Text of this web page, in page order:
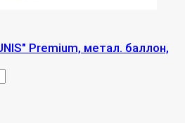
Premium, метал. баллон,